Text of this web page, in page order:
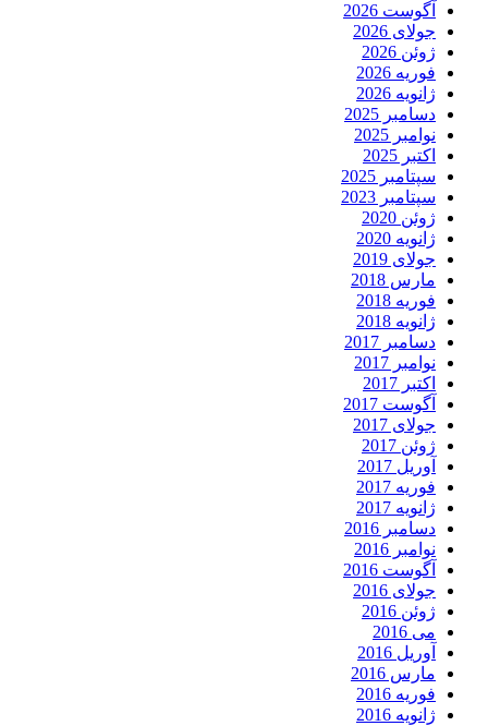
آگوست 2026
جولای 2026
ژوئن 2026
فوریه 2026
ژانویه 2026
دسامبر 2025
نوامبر 2025
اکتبر 2025
سپتامبر 2025
سپتامبر 2023
ژوئن 2020
ژانویه 2020
جولای 2019
مارس 2018
فوریه 2018
ژانویه 2018
دسامبر 2017
نوامبر 2017
اکتبر 2017
آگوست 2017
جولای 2017
ژوئن 2017
آوریل 2017
فوریه 2017
ژانویه 2017
دسامبر 2016
نوامبر 2016
آگوست 2016
جولای 2016
ژوئن 2016
می 2016
آوریل 2016
مارس 2016
فوریه 2016
ژانویه 2016